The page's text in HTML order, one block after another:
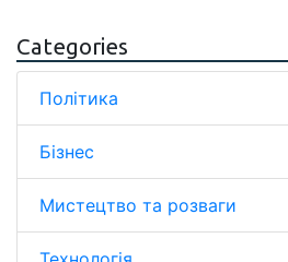
Categories
Політика
Бізнес
Мистецтво та розваги